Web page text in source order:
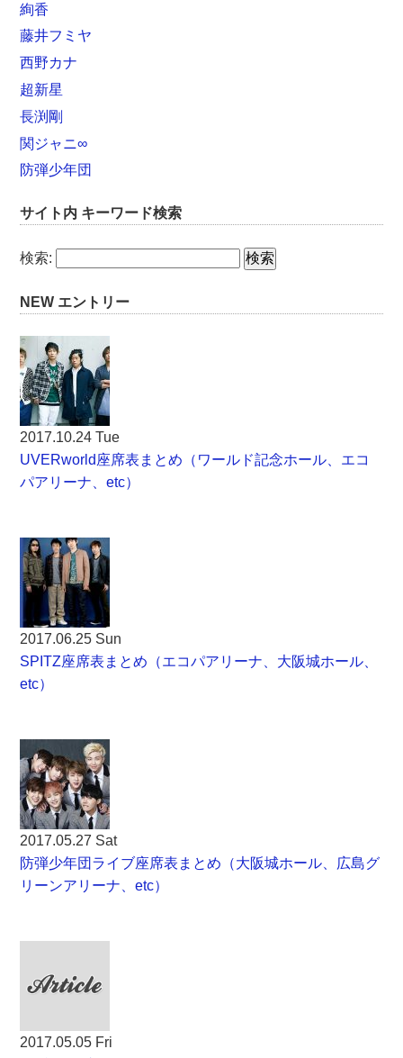
絢香
藤井フミヤ
西野カナ
超新星
長渕剛
関ジャニ∞
防弾少年団
サイト内 キーワード検索
検索:
NEW エントリー
2017.10.24 Tue
UVERworld座席表まとめ（ワールド記念ホール、エコ
パアリーナ、etc）
2017.06.25 Sun
SPITZ座席表まとめ（エコパアリーナ、大阪城ホール、
etc）
2017.05.27 Sat
防弾少年団ライブ座席表まとめ（大阪城ホール、広島グ
リーンアリーナ、etc）
2017.05.05 Fri